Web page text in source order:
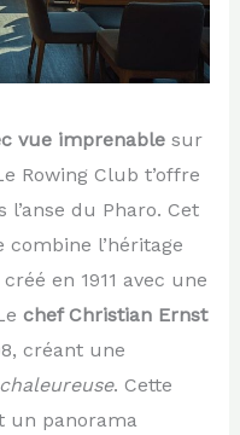
vue imprenablesur
Rowing Club t’offre
du Pharo. Cet
l’héritage
en 1911 avec une
chef Christian Ernst
créant une
. Cette
un panorama